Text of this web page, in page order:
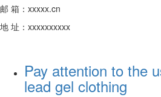
邮 箱：xxxxx.cn
地 址：xxxxxxxxxx
Pay attention to the
lead gel clothing